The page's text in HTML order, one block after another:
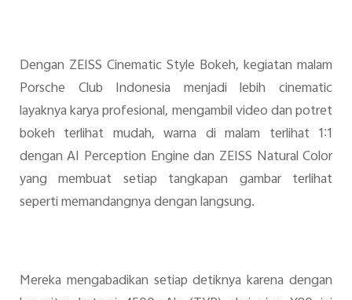
Dengan ZEISS Cinematic Style Bokeh, kegiatan malam
Porsche Club Indonesia menjadi lebih cinematic
layaknya karya profesional, mengambil video dan potret
bokeh terlihat mudah, warna di malam terlihat 1:1
dengan AI Perception Engine dan ZEISS Natural Color
yang membuat setiap tangkapan gambar terlihat
seperti memandangnya dengan langsung.
Mereka mengabadikan setiap detiknya karena dengan